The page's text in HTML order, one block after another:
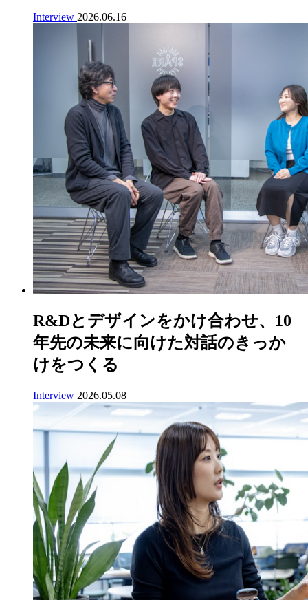
Interview 2026.06.16
R&Dとデザインをかけ合わせ、10
年先の未来に向けた対話のきっか
けをつくる
Interview 2026.05.08